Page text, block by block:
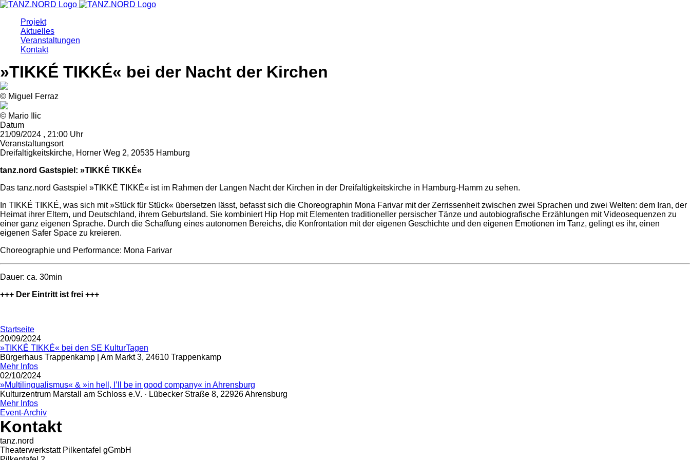
Projekt
Aktuelles
Veranstaltungen
Kontakt
»TIKKÉ TIKKÉ« bei der Nacht der Kirchen
© Miguel Ferraz
© Mario Ilic
Datum
21/09/2024 , 21:00 Uhr
Veranstaltungsort
Dreifaltigkeitskirche, Horner Weg 2, 20535 Hamburg
tanz.nord Gastspiel: »TIKKÉ TIKKÉ«
Das tanz.nord Gastspiel »TIKKÉ TIKKÉ« ist im Rahmen der Langen Nacht der Kirchen in der Dreifaltigkeitskirche in Hamburg-Hamm zu sehen.
In TIKKÉ TIKKÉ, was sich mit »Stück für Stück« übersetzen lässt, befasst sich die Choreographin Mona Farivar mitder Zerrissenheit zwischen zwei Sprachen und zwei Welten: dem Iran, der
Heimat ihrer Eltern, und Deutschland, ihrem Geburtsland. Sie kombiniert Hip Hop mit Elementen traditioneller persischer Tänze und autobiografische Erzählungen mit Videosequenzen zu
einer ganz eigenen Sprache. Durch die Schaffung eines autonomen Bereichs, die Konfrontation mit der eigenen Geschichte und den eigenen Emotionen im Tanz, gelingtes ihr, einen
eigenen Safer Space zu kreieren.
Choreographie und Performance: Mona Farivar
Dauer: ca. 30min
+++ Der Eintritt ist frei +++
Startseite
20/09/2024
»TIKKÉ TIKKÉ« bei den SE KulturTagen
Bürgerhaus Trappenkamp | Am Markt 3, 24610 Trappenkamp
Mehr Infos
02/10/2024
»Multilingualismus« & »in hell, I’ll be in good company« in Ahrensburg
Kulturzentrum Marstall am Schloss e.V. · Lübecker Straße 8, 22926 Ahrensburg
Mehr Infos
Event-Archiv
Kontakt
tanz.nord
Theaterwerkstatt Pilkentafel gGmbH